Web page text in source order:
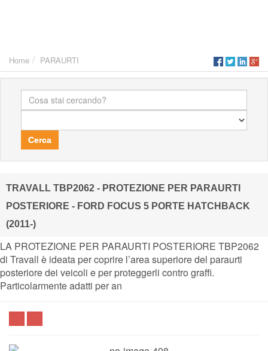
Home PARAURTI
Cerca
TRAVALL TBP2062 - PROTEZIONE PER PARAURTI
POSTERIORE - FORD FOCUS 5 PORTE HATCHBACK
(2011-)
LA PROTEZIONE PER PARAURTI POSTERIORE TBP2062
di Travall è ideata per coprire l’area superiore del paraurti
posteriore dei veicoli e per proteggerli contro graffi.
Particolarmente adatti per an